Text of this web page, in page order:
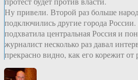
Ну привели. Второй раз больше
подключились другие города
подхватила центральная Россия и
журналист несколько раз давал
прекрасно видно, как его корежит от